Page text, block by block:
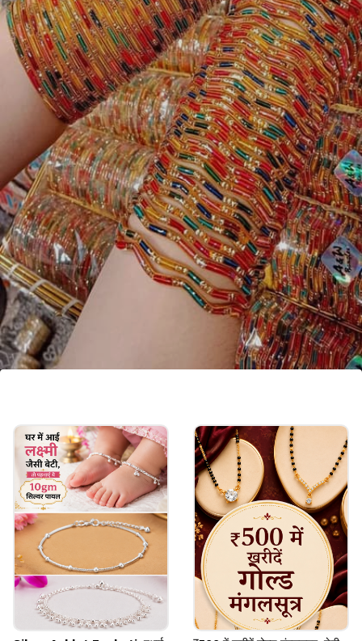
अगर आप पूरी ट्रेडिशनल वाइब चाहती हैं, तो मल्टी कलर्ड
ट्रेडिशनल ग्लास सेट बेस्ट रहेगा। पूजा और फेस्टिव मौके के लिए
यह परफेक्ट ऑप्शन माना जाता है।
Image credits: pinterest